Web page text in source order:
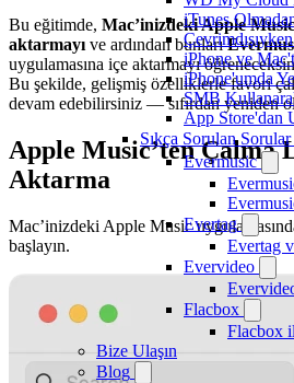
iTunes
iPhone ve
iPhone'umda
SMB
App Store'dan
Sıkça Sorulan Sorular
Evermusic
Evertag
Evertag
Evervideo
Flacbox
Flacbox
Bize Ulaşın
Blog
Bu eğitimde, Mac’inizdeki Apple
aktarmayı ve ardından bunları
uygulamasına içe aktarmayı
Bu şekilde, gelişmiş özelliklerle favori
devam edebilirsiniz — sıfırdan yeniden
Apple Music’ten Çalma
Aktarma
Mac’inizdeki Apple Music
başlayın.